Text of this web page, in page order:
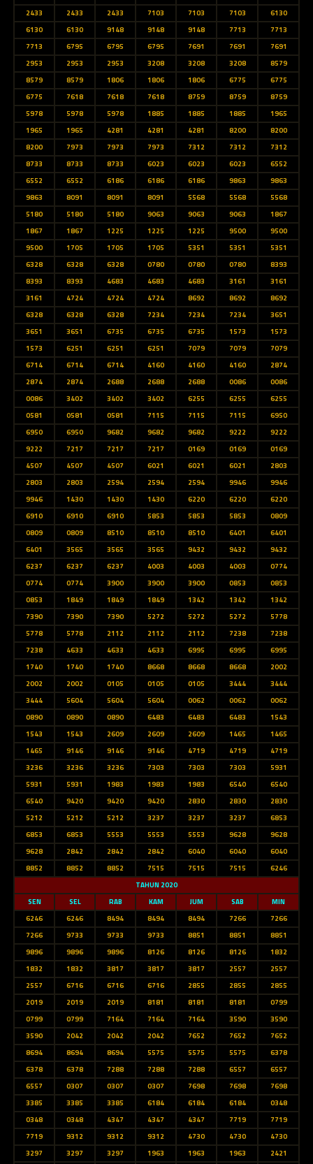
2433
2433 2433 7103 7103 7103
6130
6130
6130 9148 9148 9148 7713
7713
7713
6795 6795 6795 7691 7691
7691
2953
2953 2953 3208 3208 3208
8579
8579
8579 1806 1806 1806 6775
6775
6775
7618 7618 7618 8759 8759
8759
5978
5978 5978 1885 1885 1885
1965
1965
1965 4281 4281 4281 8200
8200
8200
7973 7973 7973 7312 7312
7312
8733
8733 8733 6023 6023 6023
6552
6552
6552 6186 6186 6186 9863
9863
9863
8091 8091 8091 5568 5568
5568
5180
5180 5180 9063 9063 9063
1867
1867
1867 1225 1225 1225 9500
9500
9500
1705 1705 1705 5351 5351
5351
6328
6328 6328 0780 0780 0780
8393
8393
8393 4683 4683 4683 3161
3161
3161
4724 4724 4724 8692 8692
8692
6328
6328 6328 7234 7234 7234
3651
3651
3651 6735 6735 6735 1573
1573
1573
6251 6251 6251 7079 7079
7079
6714
6714 6714 4160 4160 4160
2874
2874
2874 2688 2688 2688 0086
0086
0086
3402 3402 3402 6255 6255
6255
0581
0581 0581 7115 7115 7115
6950
6950
6950 9682 9682 9682 9222
9222
9222
7217 7217 7217 0169 0169
0169
4507
4507 4507 6021 6021 6021
2803
2803
2803 2594 2594 2594 9946
9946
9946
1430 1430 1430 6220 6220
6220
6910
6910 6910 5853 5853 5853
0809
0809
0809 8510 8510 8510 6401
6401
6401
3565 3565 3565 9432 9432
9432
6237
6237 6237 4003 4003 4003
0774
0774
0774 3900 3900 3900 0853
0853
0853
1849 1849 1849 1342 1342
1342
7390
7390 7390 5272 5272 5272
5778
5778
5778 2112 2112 2112 7238
7238
7238
4633 4633 4633 6995 6995
6995
1740
1740 1740 8668 8668 8668
2002
2002
2002 0105 0105 0105 3444
3444
3444
5604 5604 5604 0062 0062
0062
0890
0890 0890 6483 6483 6483
1543
1543
1543 2609 2609 2609 1465
1465
1465
9146 9146 9146 4719 4719
4719
3236
3236 3236 7303 7303 7303
5931
5931
5931 1983 1983 1983 6540
6540
6540
9420 9420 9420 2830 2830
2830
5212
5212 5212 3237 3237 3237
6853
6853
6853 5553 5553 5553 9628
9628
9628
2842 2842 2842 6040 6040
6040
8852
8852 8852 7515 7515 7515
6246
TAHUN 2020
SEN
SEL RAB KAM JUM SAB
MIN
6246
6246 8494 8494 8494 7266
7266
7266
9733 9733 9733 8851 8851
8851
9896
9896 9896 8126 8126 8126
1832
1832
1832 3817 3817 3817 2557
2557
2557
6716 6716 6716 2855 2855
2855
2019
2019 2019 8181 8181 8181
0799
0799
0799 7164 7164 7164 3590
3590
3590
2042 2042 2042 7652 7652
7652
8694
8694 8694 5575 5575 5575
6378
6378
6378 7288 7288 7288 6557
6557
6557
0307 0307 0307 7698 7698
7698
3385
3385 3385 6184 6184 6184
0348
0348
0348 4347 4347 4347 7719
7719
7719
9312 9312 9312 4730 4730
4730
3297
3297 3297 1963 1963 1963
2421